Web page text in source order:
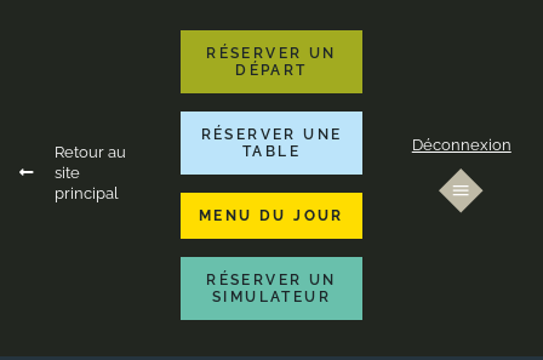
Retour au
site
principal
RÉSERVER UN
DÉPART
RÉSERVER UNE
TABLE
MENU DU JOUR
RÉSERVER UN
SIMULATEUR
Déconnexion